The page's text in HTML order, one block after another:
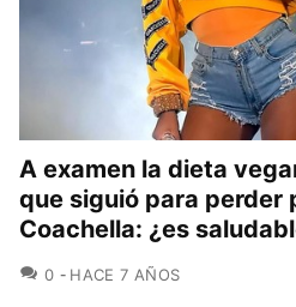
A examen la dieta
que siguió para perder
Coachella: ¿es
0 COMENTARIOS
HACE 7 AÑOS